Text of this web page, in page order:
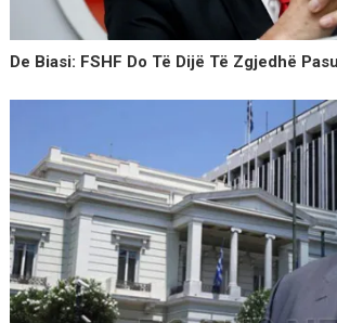
De Biasi: FSHF Do Të Dijë Të Zgjedhë